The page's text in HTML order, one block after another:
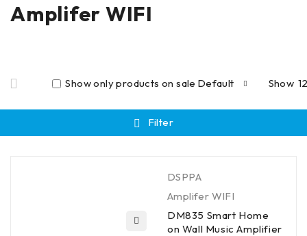
Amplifer WIFI
Default
Show only products on sale Show
Filter
DSPPA
Amplifer WIFI
DM835 Smart Home
on Wall Music Amplifier